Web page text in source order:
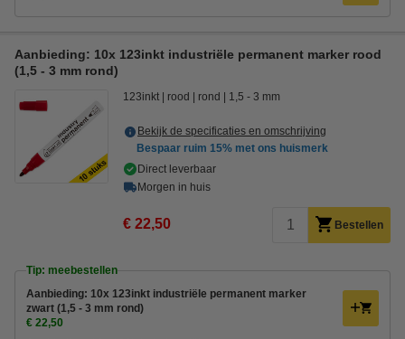
Aanbieding: 10x 123inkt industriële permanent marker rood
(1,5 - 3 mm rond)
123inkt rood rond 1,5 - 3 mm
Bekijk de specificaties en omschrijving
Bespaar ruim 15% met ons huismerk
Direct leverbaar
Morgen in huis
€ 22,50 Bestellen
Tip: meebestellen
Aanbieding: 10x 123inkt industriële permanent marker
zwart (1,5 - 3 mm rond)
€ 22,50